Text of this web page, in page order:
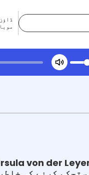
Transcript